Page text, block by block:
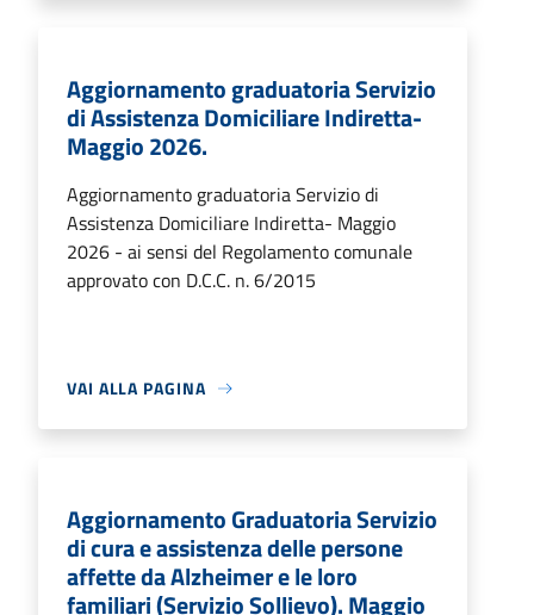
Aggiornamento graduatoria Servizio
di Assistenza Domiciliare Indiretta-
Maggio 2026.
Aggiornamento graduatoria Servizio di
Assistenza Domiciliare Indiretta- Maggio
2026 - ai sensi del Regolamento comunale
approvato con D.C.C. n. 6/2015
VAI ALLA PAGINA
Aggiornamento Graduatoria Servizio
di cura e assistenza delle persone
affette da Alzheimer e le loro
familiari (Servizio Sollievo). Maggio